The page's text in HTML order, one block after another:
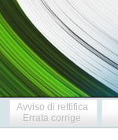
Avviso di rettifica
Errata corrige